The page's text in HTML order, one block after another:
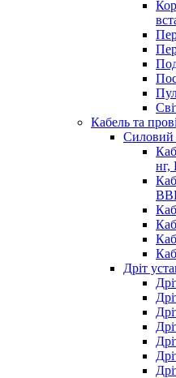
Кабель та
Силовий
нг,
Дріт